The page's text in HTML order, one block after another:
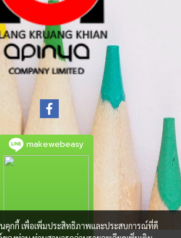
makewebeasy
นคุกกี้ เพื่อเพิ่มประสิทธิภาพและประสบการณ์ที่ดี